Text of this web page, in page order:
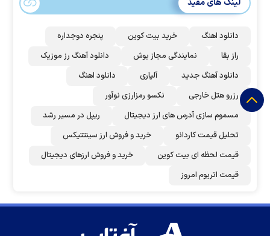
دانلود اهنگ خرید بیت کوین
پنجره دوجداره
راز بقا
نمایندگی مجاز بوش
دانلود آهنگ رز‌ موزیک
دانلود آهنگ جدید
آلپاری
دانلود اهنگ
رزرو هتل خارجی
نکسو رمزارزی نوآور
مسموم سازی آدرس های ارز دیجیتال
ریپل در مسیر رشد
تحلیل قیمت کاردانو
خرید و فروش ارز سینتتیکس
قیمت لحظه ای بیت کوین
خرید و فروش ارزهای دیجیتال
قیمت اتریوم امروز